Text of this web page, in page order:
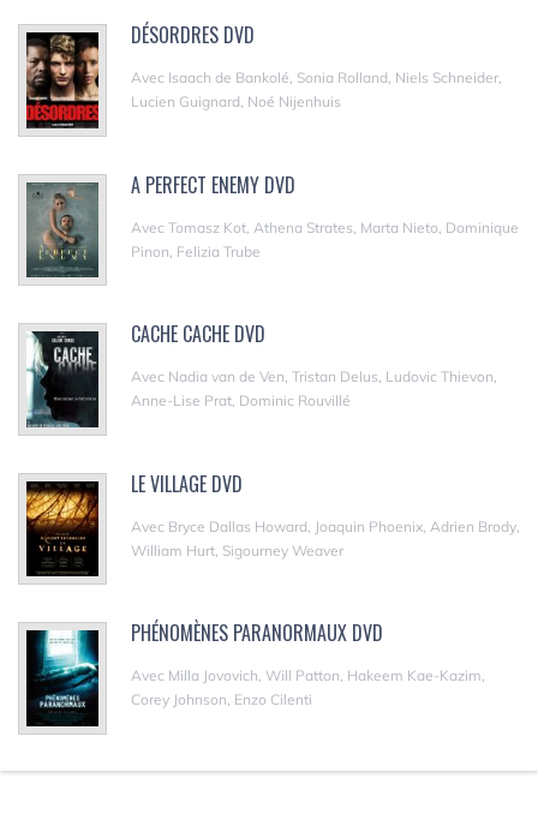
DÉSORDRES DVD
Avec Isaach de Bankolé, Sonia Rolland, Niels Schneider,
Lucien Guignard, Noé Nijenhuis
A PERFECT ENEMY DVD
Avec Tomasz Kot, Athena Strates, Marta Nieto, Dominique
Pinon, Felizia Trube
CACHE CACHE DVD
Avec Nadia van de Ven, Tristan Delus, Ludovic Thievon,
Anne-Lise Prat, Dominic Rouvillé
LE VILLAGE DVD
Avec Bryce Dallas Howard, Joaquin Phoenix, Adrien Brody,
William Hurt, Sigourney Weaver
PHÉNOMÈNES PARANORMAUX DVD
Avec Milla Jovovich, Will Patton, Hakeem Kae-Kazim,
Corey Johnson, Enzo Cilenti